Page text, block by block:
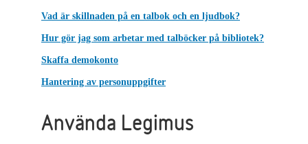
Vad är skillnaden på en talbok och en ljudbok?
Hur gör jag som arbetar med talböcker på bibliotek?
Skaffa demokonto
Hantering av personuppgifter
Använda Legimus